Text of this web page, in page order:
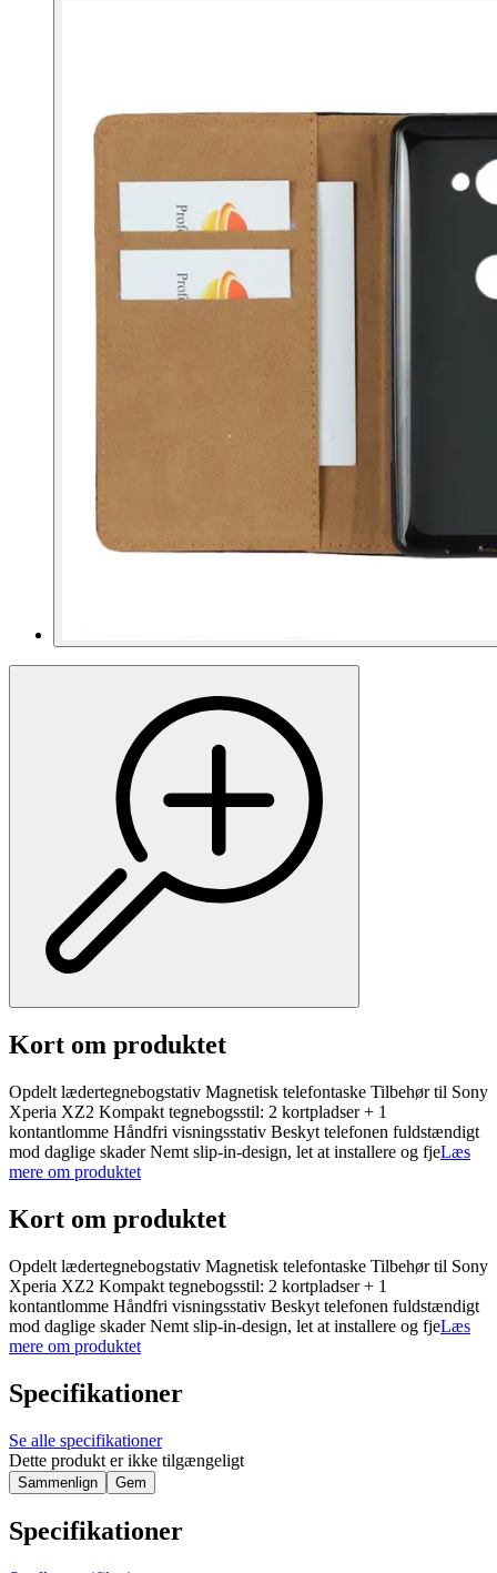
Kort om produktet
Opdelt lædertegnebogstativ Magnetisk telefontaske Tilbehør til Sony
Xperia XZ2 Kompakt tegnebogsstil: 2 kortpladser + 1
kontantlomme Håndfri visningsstativ Beskyt telefonen fuldstændigt
mod daglige skader Nemt slip-in-design, let at installere og fjeLæs
mere om produktet
Kort om produktet
Opdelt lædertegnebogstativ Magnetisk telefontaske Tilbehør til Sony
Xperia XZ2 Kompakt tegnebogsstil: 2 kortpladser + 1
kontantlomme Håndfri visningsstativ Beskyt telefonen fuldstændigt
mod daglige skader Nemt slip-in-design, let at installere og fjeLæs
mere om produktet
Specifikationer
Se alle specifikationer
Dette produkt er ikke tilgængeligt
Sammenlign Gem
Specifikationer